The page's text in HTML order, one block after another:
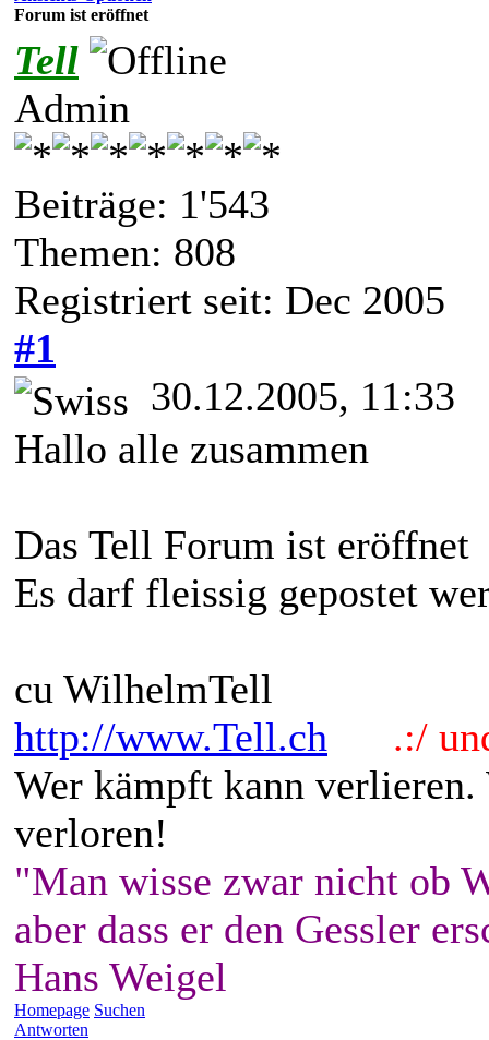
Forum ist eröffnet
Tell
Admin
Beiträge: 1'543
Themen: 808
Registriert seit: Dec 2005
#1
30.12.2005, 11:33
Hallo alle zusammen
Das Tell Forum ist eröffnet
Es darf fleissig gepostet
cu WilhelmTell
http://www.Tell.ch
.:/
Wer kämpft kann
verloren!
"Man wisse zwar nicht ob
aber dass er den Gessler
Hans Weigel
Homepage Suchen
Antworten